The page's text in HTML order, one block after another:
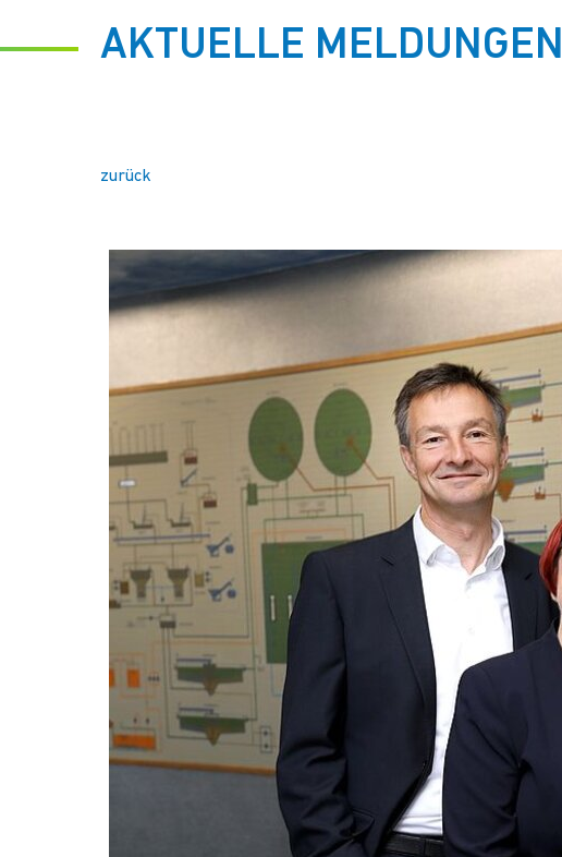
AKTUELLE MELDUNGEN
zurück